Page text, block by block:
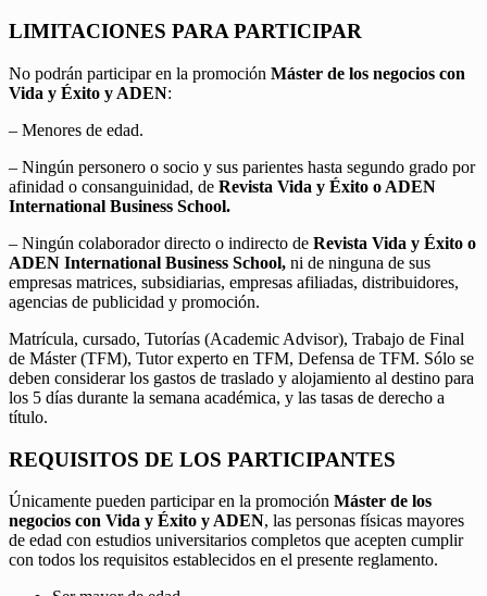
LIMITACIONES PARA PARTICIPAR
No podrán participar en la promoción Máster de los negocios con
Vida y Éxito y ADEN:
– Menores de edad.
– Ningún personero o socio y sus parientes hasta segundo grado por
afinidad o consanguinidad, de Revista Vida y Éxito o ADEN
International Business School.
– Ningún colaborador directo o indirecto de Revista Vida y Éxito o
ADEN International Business School, ni de ninguna de sus
empresas matrices, subsidiarias, empresas afiliadas, distribuidores,
agencias de publicidad y promoción.
Matrícula, cursado, Tutorías (Academic Advisor), Trabajo de Final
de Máster (TFM), Tutor experto en TFM, Defensa de TFM. Sólo se
deben considerar los gastos de traslado y alojamiento al destino para
los 5 días durante la semana académica, y las tasas de derecho a
título.
REQUISITOS DE LOS PARTICIPANTES
Únicamente pueden participar en la promoción Máster de los
negocios con Vida y Éxito y ADEN, las personas físicas mayores
de edad con estudios universitarios completos que acepten cumplir
con todos los requisitos establecidos en el presente reglamento.